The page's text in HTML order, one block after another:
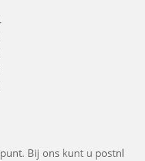
Bij ons kunt u postnl